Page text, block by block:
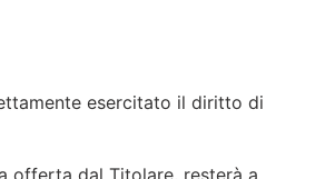
esercitato il diritto di
offerta dal Titolare, resterà a